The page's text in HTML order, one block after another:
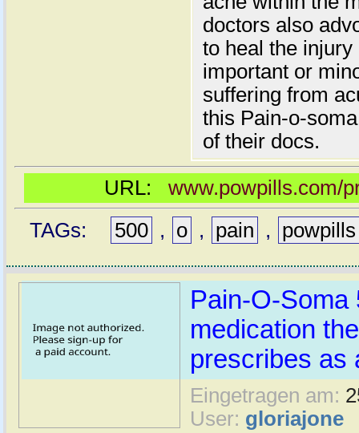
doctors also
to heal the
important or
suffering from
this Pain-o-
of their docs.
URL: www.powpills.com/
TAGs:
500 , o , pain , powpills
Pain-O-Soma
medication
prescribes as
Eingetragen am:
User: gloriajone